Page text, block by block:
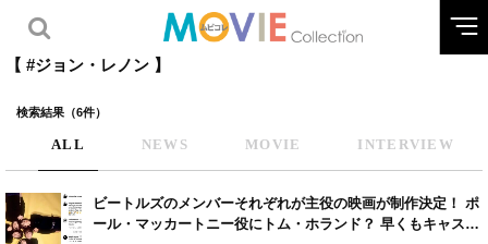
【 #ジョン・レノン 】
検索結果（6件）
ALL NEWS MOVIE INTERVIEW
ビートルズのメンバーそれぞれが主役の映画が制作決定！ ポ
ール・マッカートニー役にトム・ホランド？ 早くもキャスト